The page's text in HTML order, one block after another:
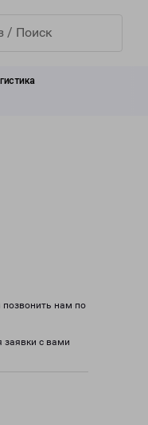
позвонить нам по
заявки с вами